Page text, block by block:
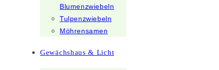
Blumenzwiebeln
Tulpenzwiebeln
Möhrensamen
Gewächshaus & Licht